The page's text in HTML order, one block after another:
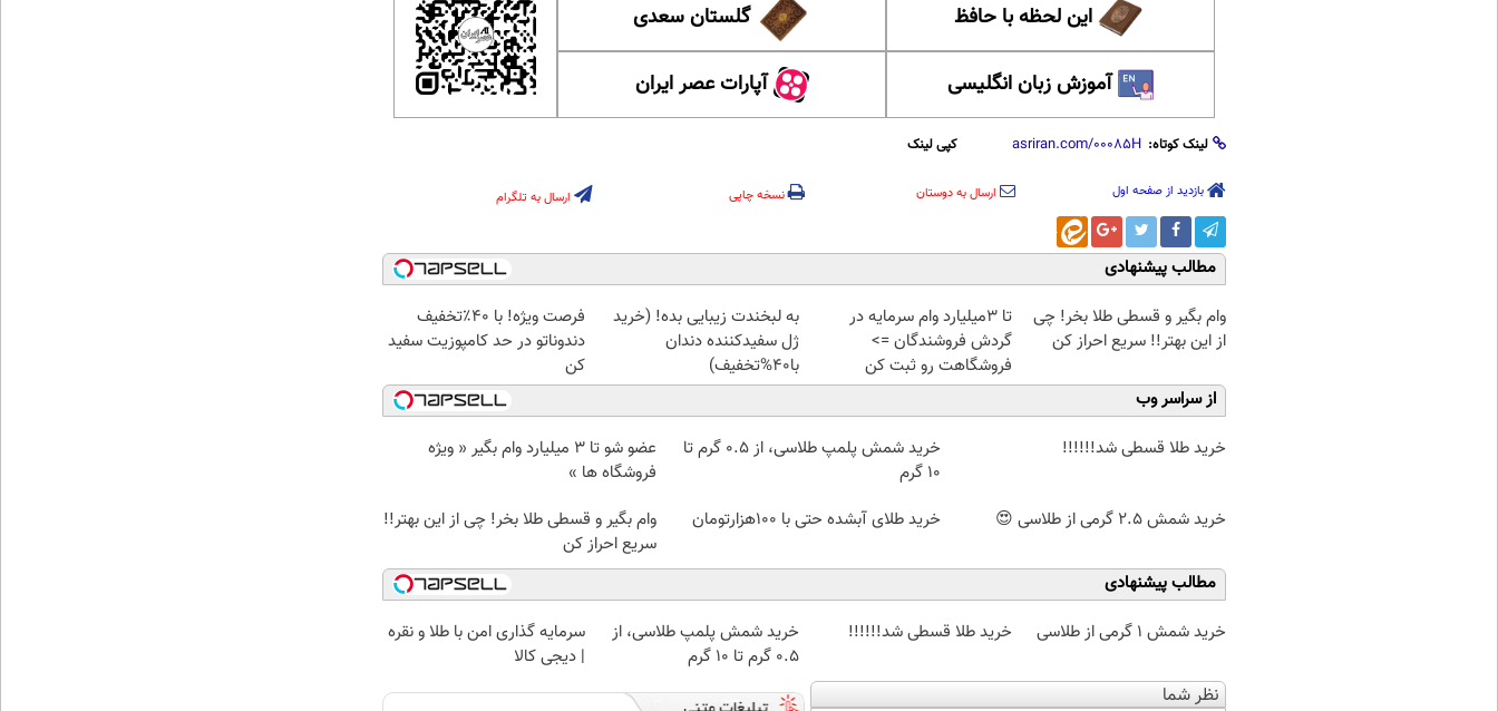
این لحظه با حافظ گلستان سعدی
آموزش زبان انگلیسی آپارات عصر ایران
لینک کوتاه: کپی لینک
بازدید از صفحه اول ارسال به دوستان نسخه چاپی ارسال به تلگرام
مطالب پیشنهادی
وام بگیر و قسطی طلا بخر! چی
از این بهتر!! سریع احراز کن
تا 3میلیارد وام سرمایه در
گردش فروشندگان =>
فروشگاهت رو ثبت کن
به لبخندت زیبایی بده! (خرید
ژل سفیدکننده دندان
با40%تخفیف)
فرصت ویژه! با 40٪تخفیف
دندوناتو در حد کامپوزیت سفید
کن
از سراسر وب
خرید طلا قسطی شد!!!!!!
خرید شمش پلمپ طلاسی، از ۰.۵ گرم تا
۱۰ گرم
عضو شو تا 3 میلیارد وام بگیر « ویژه
فروشگاه ها »
خرید شمش 2.5 گرمی از طلاسی 😍
خرید طلای آبشده حتی با ۱۰۰هزارتومان
وام بگیر و قسطی طلا بخر! چی از این بهتر!!
سریع احراز کن
مطالب پیشنهادی
خرید شمش 1 گرمی از طلاسی
خرید طلا قسطی شد!!!!!!
خرید شمش پلمپ طلاسی، از
۰.۵ گرم تا ۱۰ گرم
سرمایه گذاری امن با طلا و نقره
| دیجی کالا
نظر شما